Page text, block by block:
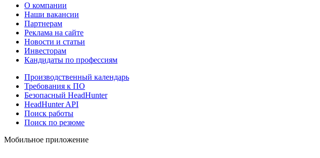
О компании
Наши вакансии
Партнерам
Реклама на сайте
Новости и статьи
Инвесторам
Кандидаты по профессиям
Производственный календарь
Требования к ПО
Безопасный HeadHunter
HeadHunter API
Поиск работы
Поиск по резюме
Мобильное приложение